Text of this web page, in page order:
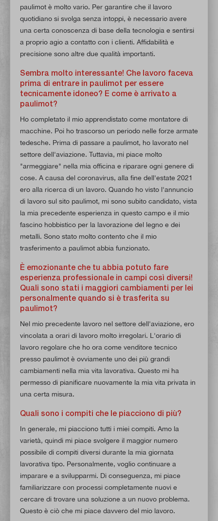
paulimot è molto vario. Per garantire che il lavoro
quotidiano si svolga senza intoppi, è necessario avere
una certa conoscenza di base della tecnologia e sentirsi
a proprio agio a contatto con i clienti. Affidabilità e
precisione sono altre due qualità importanti.
Sembra molto interessante! Che lavoro faceva
prima di entrare in paulimot per essere
tecnicamente idoneo? E come è arrivato a
paulimot?
Ho completato il mio apprendistato come montatore di
macchine. Poi ho trascorso un periodo nelle forze armate
tedesche. Prima di passare a paulimot, ho lavorato nel
settore dell'aviazione. Tuttavia, mi piace molto
"armeggiare" nella mia officina e riparare ogni genere di
cose. A causa del coronavirus, alla fine dell'estate 2021
ero alla ricerca di un lavoro. Quando ho visto l'annuncio
di lavoro sul sito paulimot, mi sono subito candidato, vista
la mia precedente esperienza in questo campo e il mio
fascino hobbistico per la lavorazione del legno e dei
metalli. Sono stato molto contento che il mio
trasferimento a paulimot abbia funzionato.
È emozionante che tu abbia potuto fare
esperienza professionale in campi così diversi!
Quali sono stati i maggiori cambiamenti per lei
personalmente quando si è trasferita su
paulimot?
Nel mio precedente lavoro nel settore dell'aviazione, ero
vincolata a orari di lavoro molto irregolari. L'orario di
lavoro regolare che ho ora come venditore tecnico
presso paulimot è ovviamente uno dei più grandi
cambiamenti nella mia vita lavorativa. Questo mi ha
permesso di pianificare nuovamente la mia vita privata in
una certa misura.
Quali sono i compiti che le piacciono di più?
In generale, mi piacciono tutti i miei compiti. Amo la
varietà, quindi mi piace svolgere il maggior numero
possibile di compiti diversi durante la mia giornata
lavorativa tipo. Personalmente, voglio continuare a
imparare e a svilupparmi. Di conseguenza, mi piace
familiarizzare con processi completamente nuovi e
cercare di trovare una soluzione a un nuovo problema.
Questo è ciò che mi piace davvero del mio lavoro.